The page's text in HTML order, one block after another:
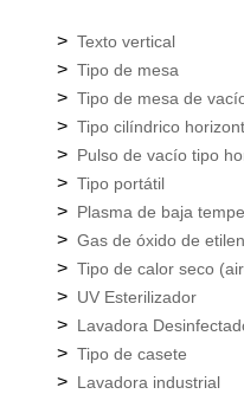
> Texto vertical
> Tipo de mesa
> Tipo de mesa de
> Tipo cilíndrico
> Pulso de vacío tipo
> Tipo portátil
> Plasma de baja
> Gas de óxido de
> Tipo de calor seco
> UV Esterilizador
> Lavadora
> Tipo de casete
> Lavadora industrial